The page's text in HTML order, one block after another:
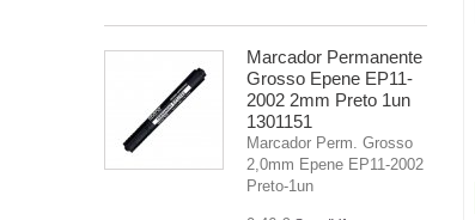
Marcador Permanente
Grosso Epene EP11-
2002 2mm Preto 1un
1301151
Marcador Perm. Grosso
2,0mm Epene EP11-2002
Preto-1un